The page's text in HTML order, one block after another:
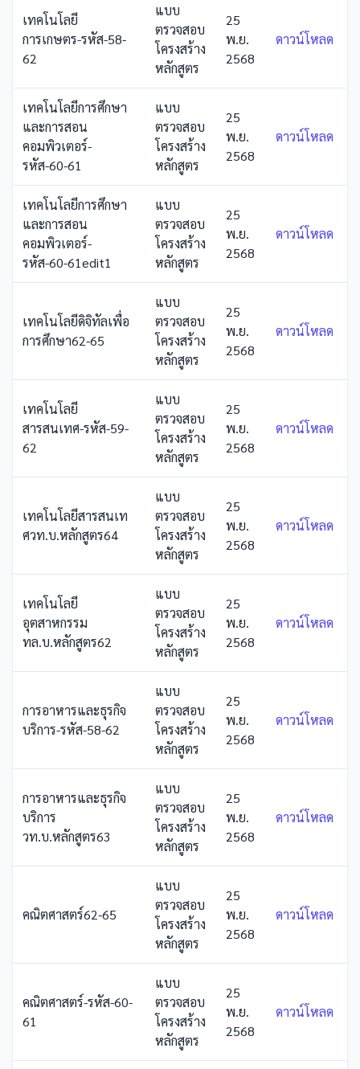
เทคโนโลยี
การเกษตร-รหัส-58-
62
แบบ
ตรวจสอบ
โครงสร้าง
หลักสูตร
25
พ.ย.
2568
ดาวน์โหลด
เทคโนโลยีการศึกษา
และการสอน
คอมพิวเตอร์-
รหัส-60-61
แบบ
ตรวจสอบ
โครงสร้าง
หลักสูตร
25
พ.ย.
2568
ดาวน์โหลด
เทคโนโลยีการศึกษา
และการสอน
คอมพิวเตอร์-
รหัส-60-61edit1
แบบ
ตรวจสอบ
โครงสร้าง
หลักสูตร
25
พ.ย.
2568
ดาวน์โหลด
เทคโนโลยีดิจิทัลเพื่อ
การศึกษา62-65
แบบ
ตรวจสอบ
โครงสร้าง
หลักสูตร
25
พ.ย.
2568
ดาวน์โหลด
เทคโนโลยี
สารสนเทศ-รหัส-59-
62
แบบ
ตรวจสอบ
โครงสร้าง
หลักสูตร
25
พ.ย.
2568
ดาวน์โหลด
เทคโนโลยีสารสนเท
ศวท.บ.หลักสูตร64
แบบ
ตรวจสอบ
โครงสร้าง
หลักสูตร
25
พ.ย.
2568
ดาวน์โหลด
เทคโนโลยี
อุตสาหกรรม
ทล.บ.หลักสูตร62
แบบ
ตรวจสอบ
โครงสร้าง
หลักสูตร
25
พ.ย.
2568
ดาวน์โหลด
การอาหารและธุรกิจ
บริการ-รหัส-58-62
แบบ
ตรวจสอบ
โครงสร้าง
หลักสูตร
25
พ.ย.
2568
ดาวน์โหลด
การอาหารและธุรกิจ
บริการ
วท.บ.หลักสูตร63
แบบ
ตรวจสอบ
โครงสร้าง
หลักสูตร
25
พ.ย.
2568
ดาวน์โหลด
คณิตศาสตร์62-65
แบบ
ตรวจสอบ
โครงสร้าง
หลักสูตร
25
พ.ย.
2568
ดาวน์โหลด
คณิตศาสตร์-รหัส-60-
61
แบบ
ตรวจสอบ
โครงสร้าง
หลักสูตร
25
พ.ย.
2568
ดาวน์โหลด